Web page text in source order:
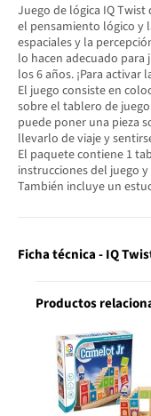
Juego de lógica IQ
el pensamiento lógico y
espaciales y la
lo hacen adecuado para
los 6 años. ¡Para activar
El juego consiste en
sobre el tablero de
puede poner una pieza
llevarlo de viaje y
El paquete contiene 1
instrucciones del juego
También incluye un
Ficha técnica - IQ
Productos